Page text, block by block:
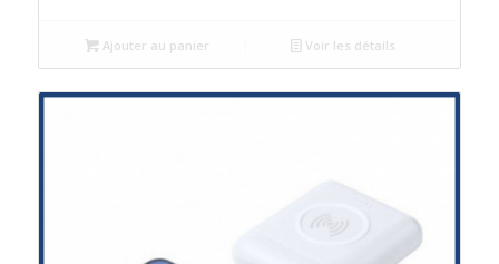
Ajouter au panier Voir les détails